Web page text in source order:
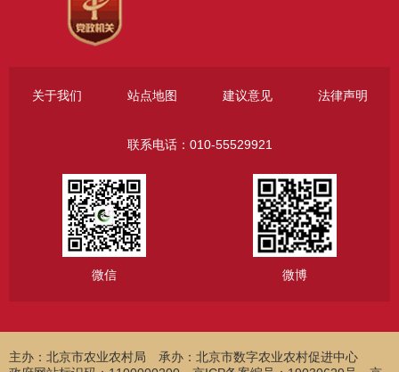
关于我们 站点地图 建议意见 法律声明
联系电话：010-55529921
微信 微博
主办：北京市农业农村局
承办：北京市数字农业农村促进中心